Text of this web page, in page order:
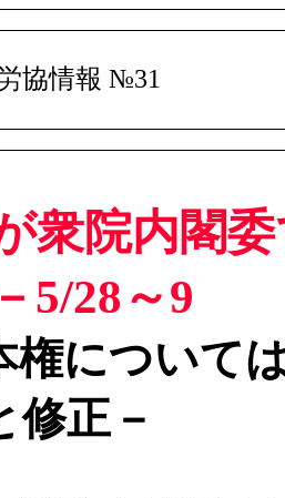
協情報 №31
衆院内閣
5/28～9
権について
修正－